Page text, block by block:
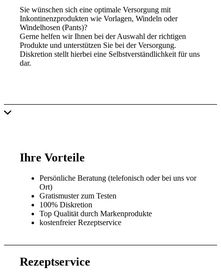
Sie wünschen sich eine optimale Versorgung mit
Inkontinenzprodukten wie Vorlagen, Windeln oder
Windelhosen (Pants)?
Gerne helfen wir Ihnen bei der Auswahl der richtigen
Produkte und unterstützen Sie bei der Versorgung.
Diskretion stellt hierbei eine Selbstverständlichkeit für uns
dar.
Ihre Vorteile
Persönliche Beratung (telefonisch oder bei uns vor
Ort)
Gratismuster zum Testen
100% Diskretion
Top Qualität durch Markenprodukte
kostenfreier Rezeptservice
Rezeptservice